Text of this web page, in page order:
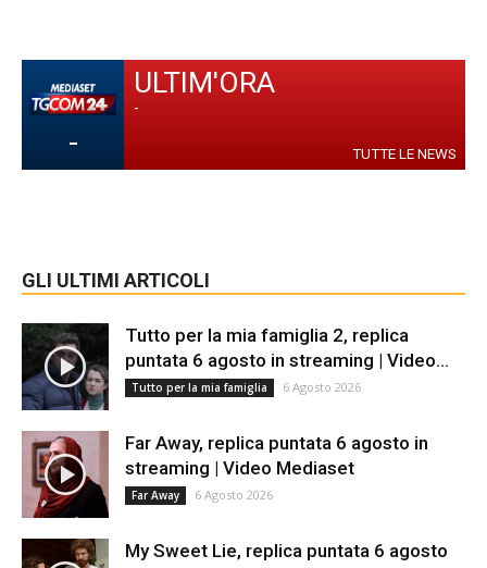
-
ULTIM'ORA
-
TUTTE LE NEWS
GLI ULTIMI ARTICOLI
Tutto per la mia famiglia 2, replica
puntata 6 agosto in streaming | Video...
Tutto per la mia famiglia 6 Agosto 2026
Far Away, replica puntata 6 agosto in
streaming | Video Mediaset
Far Away 6 Agosto 2026
My Sweet Lie, replica puntata 6 agosto